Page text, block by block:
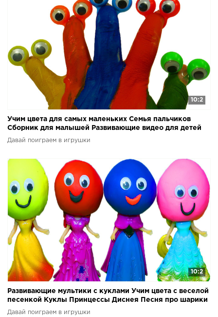
10:2
Учим цвета для самых маленьких Семья пальчиков
Сборник для малышей Развивающие видео для детей
Давай поиграем в игрушки
10:2
Развивающие мультики с куклами Учим цвета с веселой
песенкой Куклы Принцессы Диснея Песня про шарики
Давай поиграем в игрушки